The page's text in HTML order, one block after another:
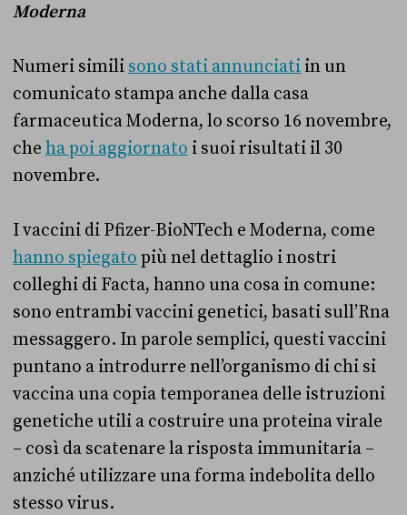
Moderna
Numeri simili sono stati annunciati in un
comunicato stampa anche dalla casa
farmaceutica Moderna, lo scorso 16 novembre,
che ha poi aggiornato i suoi risultati il 30
novembre.
I vaccini di Pfizer-BioNTech e Moderna, come
hanno spiegato più nel dettaglio i nostri
colleghi di Facta, hanno una cosa in comune:
sono entrambi vaccini genetici, basati sull’Rna
messaggero. In parole semplici, questi vaccini
puntano a introdurre nell’organismo di chi si
vaccina una copia temporanea delle istruzioni
genetiche utili a costruire una proteina virale
– così da scatenare la risposta immunitaria –
anziché utilizzare una forma indebolita dello
stesso virus.